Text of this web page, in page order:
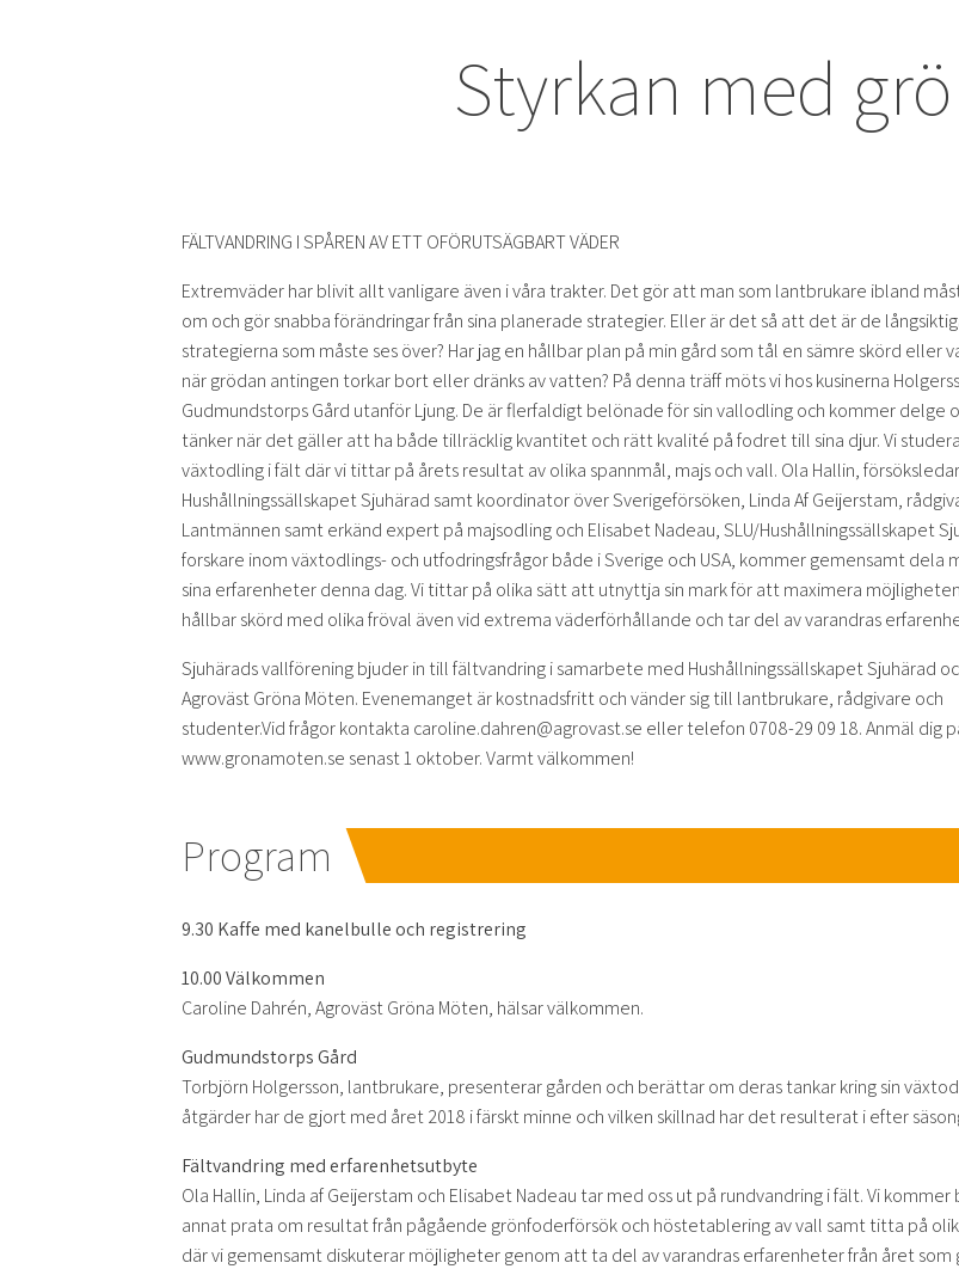
Styrkan med
FÄLTVANDRING I SPÅREN AV ETT OFÖRUTSÄGBART VÄDER
Extremväder har blivit allt vanligare även i våra trakter. Det gör att man som lantbrukare ibland
om och gör snabba förändringar från sina planerade strategier. Eller är det så att det är de
strategierna som måste ses över? Har jag en hållbar plan på min gård som tål en sämre skörd eller
när grödan antingen torkar bort eller dränks av vatten? På denna träff möts vi hos kusinerna
Gudmundstorps Gård utanför Ljung. De är flerfaldigt belönade för sin vallodling och kommer delge
tänker när det gäller att ha både tillräcklig kvantitet och rätt kvalité på fodret till sina djur. Vi
växtodling i fält där vi tittar på årets resultat av olika spannmål, majs och vall. Ola Hallin,
Hushållningssällskapet Sjuhärad samt koordinator över Sverigeförsöken, Linda Af Geijerstam,
Lantmännen samt erkänd expert på majsodling och Elisabet Nadeau, SLU/Hushållningssällskapet
forskare inom växtodlings- och utfodringsfrågor både i Sverige och USA, kommer gemensamt dela
sina erfarenheter denna dag. Vi tittar på olika sätt att utnyttja sin mark för att maximera
hållbar skörd med olika fröval även vid extrema väderförhållande och tar del av varandras
Sjuhärads vallförening bjuder in till fältvandring i samarbete med Hushållningssällskapet Sjuhärad
Agroväst Gröna Möten. Evenemanget är kostnadsfritt och vänder sig till lantbrukare, rådgivare och
studenter.Vid frågor kontakta caroline.dahren@agrovast.se eller telefon 0708-29 09 18. Anmäl dig
www.gronamoten.se senast 1 oktober. Varmt välkommen!
Program
9.30 Kaffe med kanelbulle och registrering
10.00 Välkommen
Caroline Dahrén, Agroväst Gröna Möten, hälsar välkommen.
Gudmundstorps Gård
Torbjörn Holgersson, lantbrukare, presenterar gården och berättar om deras tankar kring sin
åtgärder har de gjort med året 2018 i färskt minne och vilken skillnad har det resulterat i efter
Fältvandring med erfarenhetsutbyte
Ola Hallin, Linda af Geijerstam och Elisabet Nadeau tar med oss ut på rundvandring i fält. Vi kommer
annat prata om resultat från pågående grönfoderförsök och höstetablering av vall samt titta på
där vi gemensamt diskuterar möjligheter genom att ta del av varandras erfarenheter från året som